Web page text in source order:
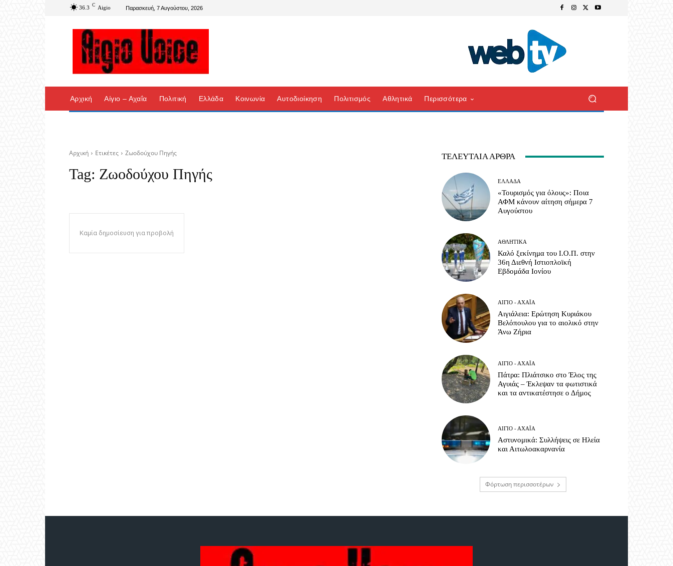
36.3 C Aigio Παρασκευή, 7 Αυγούστου, 2026
Αρχική Αίγιο – Αχαΐα Πολιτική Ελλάδα Κοινωνία Αυτοδιοίκηση Πολιτισμός Αθλητικά Περισσότερα
Αρχική Ετικέτες Ζωοδούχου Πηγής
Tag: Ζωοδούχου Πηγής
Καμία δημοσίευση για προβολή
ΤΕΛΕΥΤΑΊΑ ΆΡΘΡΑ
ΕΛΛΆΔΑ
«Τουρισμός για όλους»: Ποια
ΑΦΜ κάνουν αίτηση σήμερα 7
Αυγούστου
ΑΘΛΗΤΙΚΆ
Καλό ξεκίνημα του Ι.Ο.Π. στην
36η Διεθνή Ιστιοπλοϊκή
Εβδομάδα Ιονίου
ΑΊΓΙΟ - ΑΧΑΪ́Α
Αιγιάλεια: Ερώτηση Κυριάκου
Βελόπουλου για το αιολικό στην
Άνω Ζήρια
ΑΊΓΙΟ - ΑΧΑΪ́Α
Πάτρα: Πλιάτσικο στο Έλος της
Αγυιάς – Έκλεψαν τα φωτιστικά
και τα αντικατέστησε ο Δήμος
ΑΊΓΙΟ - ΑΧΑΪ́Α
Αστυνομικά: Συλλήψεις σε Ηλεία
και Αιτωλοακαρνανία
Φόρτωση περισσοτέρων